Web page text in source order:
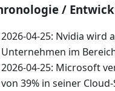
/
2026-04-25: Nvidia wird
Unternehmen im
2026-04-25: Microsoft
von 39% in seiner